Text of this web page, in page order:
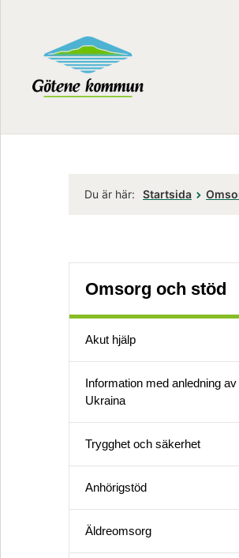
Du är här: Startsida
Omsorg och stöd
Akut hjälp
Information med anledning
Ukraina
Trygghet och säkerhet
Anhörigstöd
Äldreomsorg